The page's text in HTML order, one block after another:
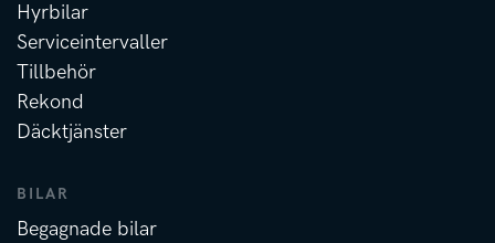
Hyrbilar
Serviceintervaller
Tillbehör
Rekond
Däcktjänster
BILAR
Begagnade bilar